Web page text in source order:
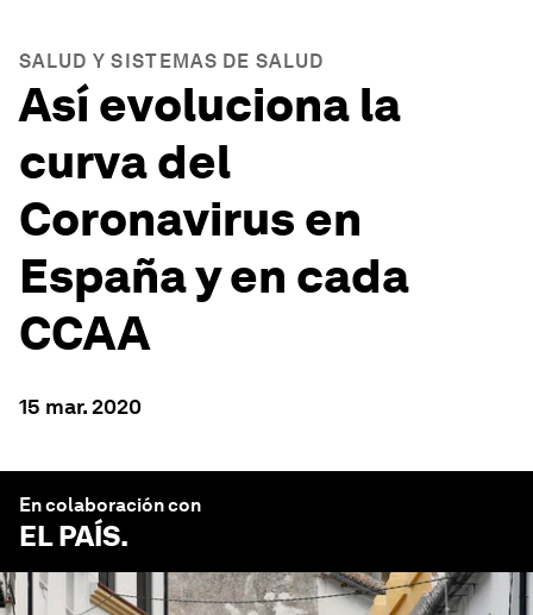
SALUD Y SISTEMAS DE SALUD
Así evoluciona la
curva del
Coronavirus en
España y en cada
CCAA
15 mar. 2020
En colaboración con
EL PAÍS.